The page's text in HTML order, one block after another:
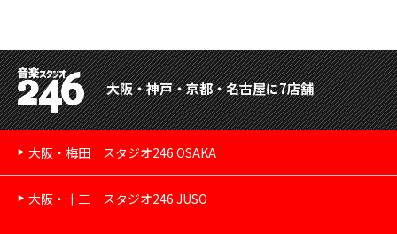
大阪・神戸・京都・名古屋に7店舗
大阪・梅田｜スタジオ246 OSAKA
大阪・十三｜スタジオ246 JUSO